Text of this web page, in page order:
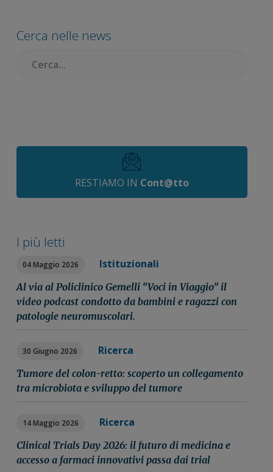
primaria
Cerca nelle news
RESTIAMO IN Cont@tto
I più letti
04 Maggio 2026 Istituzionali
Al via al Policlinico Gemelli “Voci in Viaggio” il
video podcast condotto da bambini e ragazzi con
patologie neuromuscolari.
30 Giugno 2026 Ricerca
Tumore del colon-retto: scoperto un collegamento
tra microbiota e sviluppo del tumore
14 Maggio 2026 Ricerca
Clinical Trials Day 2026: il futuro di medicina e
accesso a farmaci innovativi passa dai trial